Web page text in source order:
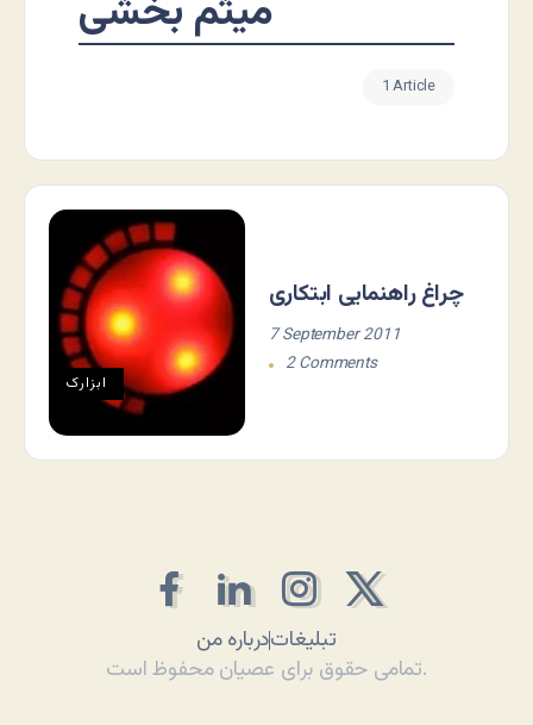
میثم بخشی
1 Article
ابزارک
چراغ راهنمایی ابتکاری
7 September 2011
2 Comments
درباره منتبلیغات
تمامی حقوق برای عصیان محفوظ است.